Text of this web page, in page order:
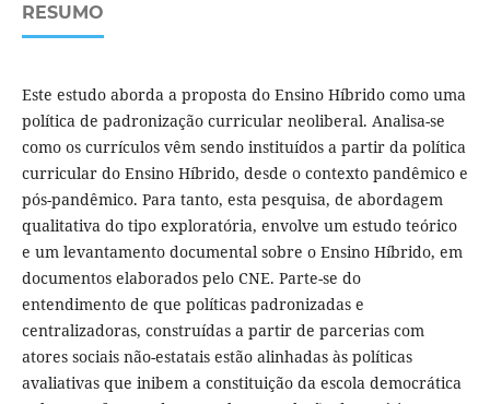
RESUMO
Este estudo aborda a proposta do Ensino Híbrido como uma
política de padronização curricular neoliberal. Analisa-se
como os currículos vêm sendo instituídos a partir da política
curricular do Ensino Híbrido, desde o contexto pandêmico e
pós-pandêmico. Para tanto, esta pesquisa, de abordagem
qualitativa do tipo exploratória, envolve um estudo teórico
e um levantamento documental sobre o Ensino Híbrido, em
documentos elaborados pelo CNE. Parte-se do
entendimento de que políticas padronizadas e
centralizadoras, construídas a partir de parcerias com
atores sociais não-estatais estão alinhadas às políticas
avaliativas que inibem a constituição da escola democrática